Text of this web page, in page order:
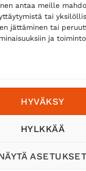
antaa meille
tai
jättäminen tai
ja
HYVÄKSY
HYLKKÄÄ
ASETUKSET